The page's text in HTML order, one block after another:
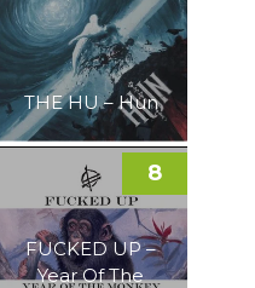
THE HU – Hun
FUCKED UP –
Year Of The
8